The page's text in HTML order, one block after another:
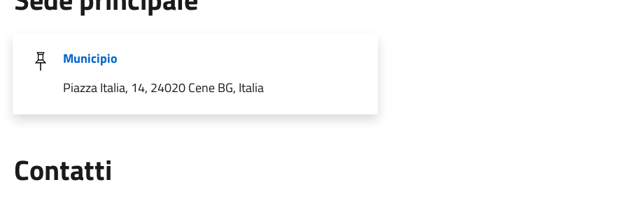
Municipio
Piazza Italia, 14, 24020 Cene BG, Italia
Contatti